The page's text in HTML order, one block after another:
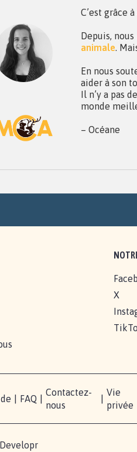
C’est grâce
Depuis,
animale.
En nous
aider à son
Il n’y a pas
monde
– Océane
X
FAQ
Contactez-
nous
Vie
privée
Developr